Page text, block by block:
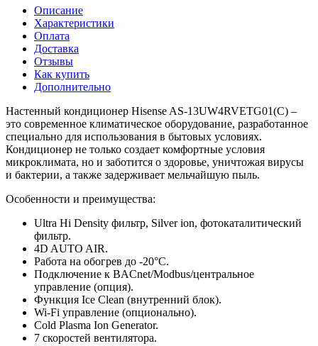
Описание
Характеристики
Оплата
Доставка
Отзывы
Как купить
Дополнительно
Настенный кондиционер Hisense AS-13UW4RVETG01(C) –
это современное климатическое оборудование, разработанное
специально для использования в бытовых условиях.
Кондиционер не только создает комфортные условия
микроклимата, но и заботится о здоровье, уничтожая вирусы
и бактерии, а также задерживает мельчайшую пыль.
Особенности и преимущества:
Ultra Hi Density фильтр, Silver ion, фотокаталитический
фильтр.
4D AUTO AIR.
Работа на обогрев до -20°C.
Подключение к BACnet/Modbus/центральное
управление (опция).
Функция Ice Clean (внутренний блок).
Wi-Fi управление (опционально).
Cold Plasma Ion Generator.
7 скоростей вентилятора.